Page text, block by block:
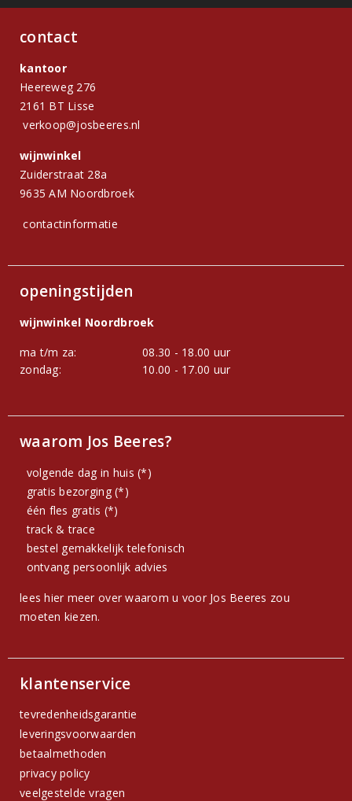
contact
kantoor
Heereweg 276
2161 BT Lisse
verkoop@josbeeres.nl
wijnwinkel
Zuiderstraat 28a
9635 AM Noordbroek
contactinformatie
openingstijden
wijnwinkel Noordbroek
ma t/m za:
08.30 - 18.00 uur
zondag:
10.00 - 17.00 uur
waarom Jos Beeres?
volgende dag in huis (*)
gratis bezorging (*)
één fles gratis (*)
track & trace
bestel gemakkelijk telefonisch
ontvang persoonlijk advies
lees hier meer over waarom u voor Jos Beeres zou
moeten kiezen.
klantenservice
tevredenheidsgarantie
leveringsvoorwaarden
betaalmethoden
privacy policy
veelgestelde vragen